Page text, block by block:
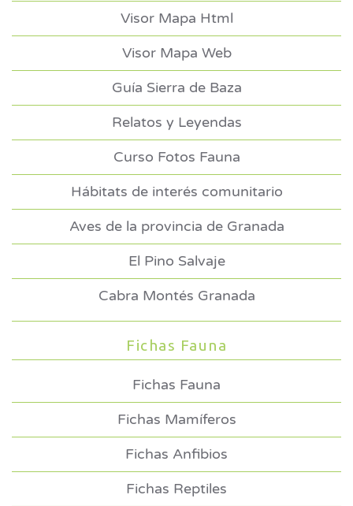
Visor Mapa Html
Visor Mapa Web
Guía Sierra de Baza
Relatos y Leyendas
Curso Fotos Fauna
Hábitats de interés comunitario
Aves de la provincia de Granada
El Pino Salvaje
Cabra Montés Granada
Fichas Fauna
Fichas Fauna
Fichas Mamíferos
Fichas Anfibios
Fichas Reptiles